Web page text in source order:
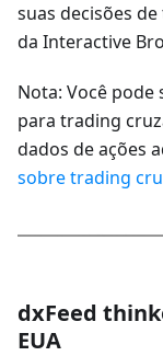
suas decisões
da Interactive
Nota: Você
para trading
dados de ações
sobre trading
dxFeed
EUA